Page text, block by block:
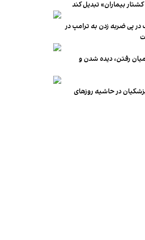
در پی ضربه زدن به ترامپ در
رفتن، دیده شدن و
در حاشیه روزهای